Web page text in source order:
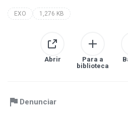
EXO 1,276 KB
Abrir
Para a
biblioteca
Denunciar